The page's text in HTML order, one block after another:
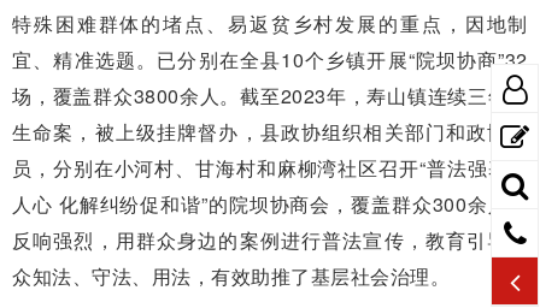
特殊困难群体的堵点、易返贫乡村发展的重点，因地制
宜、精准选题。已分别在全县10个乡镇开展“院坝协商”32
场，覆盖群众3800余人。截至2023年，寿山镇连续三年发
生命案，被上级挂牌督办，县政协组织相关部门和政协委
员，分别在小河村、甘海村和麻柳湾社区召开“普法强基入
人心 化解纠纷促和谐”的院坝协商会，覆盖群众300余人，
反响强烈，用群众身边的案例进行普法宣传，教育引导群
众知法、守法、用法，有效助推了基层社会治理。